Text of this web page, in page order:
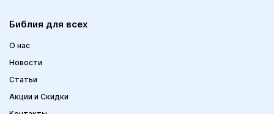
Библия для всех
О нас
Новости
Статьи
Акции и Скидки